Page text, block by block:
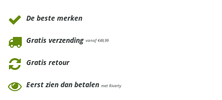
De beste merken
Gratis verzending vanaf €49,99
Gratis retour
Eerst zien dan betalen met Riverty